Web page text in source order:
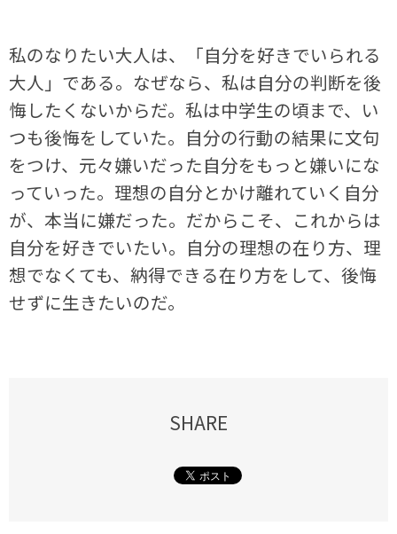
私のなりたい大人は、「自分を好きでいられる
大人」である。なぜなら、私は自分の判断を後
悔したくないからだ。私は中学生の頃まで、い
つも後悔をしていた。自分の行動の結果に文句
をつけ、元々嫌いだった自分をもっと嫌いにな
っていった。理想の自分とかけ離れていく自分
が、本当に嫌だった。だからこそ、これからは
自分を好きでいたい。自分の理想の在り方、理
想でなくても、納得できる在り方をして、後悔
せずに生きたいのだ。
SHARE